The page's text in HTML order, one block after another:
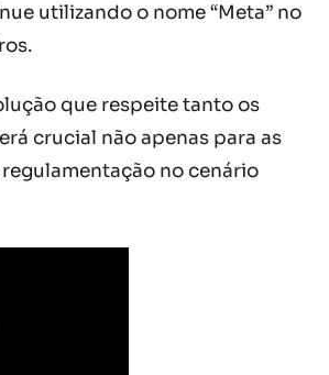
utilizando o nome “Meta” no
que respeite tanto os
crucial não apenas para as
no cenário